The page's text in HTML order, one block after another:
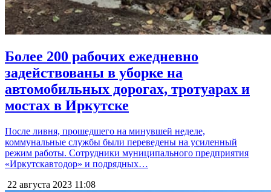
Более 200 рабочих ежедневно
задействованы в уборке на
автомобильных дорогах, тротуарах и
мостах в Иркутске
После ливня, прошедшего на минувшей неделе,
коммунальные службы были переведены на усиленный
режим работы. Сотрудники муниципального предприятия
«Иркутскавтодор» и подрядных…
22 августа 2023 11:08